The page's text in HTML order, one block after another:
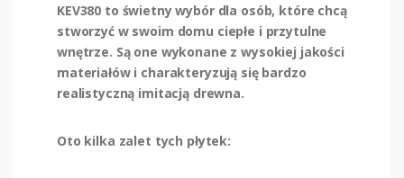
KEV380 to świetny wybór dla osób, które chcą
stworzyć w swoim domu ciepłe i przytulne
wnętrze. Są one wykonane z wysokiej jakości
materiałów i charakteryzują się bardzo
realistyczną imitacją drewna.
Oto kilka zalet tych płytek: